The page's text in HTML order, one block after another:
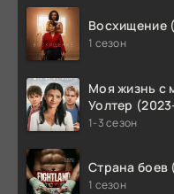
Восхищение
1 сезон
Моя жизнь с
Уолтер
1-3 сезон
Страна боев
1 сезон